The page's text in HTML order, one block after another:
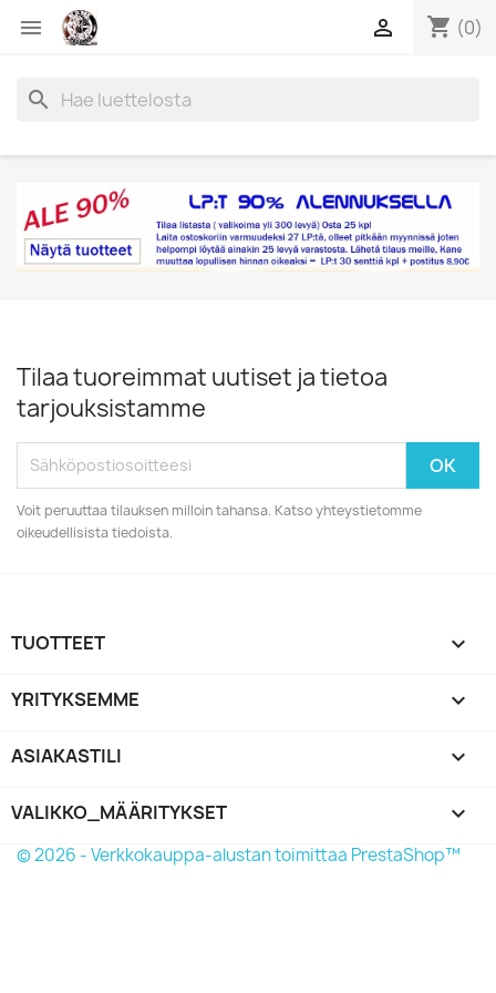
 shopping_cart (0)

search
Tilaa tuoreimmat uutiset ja tietoa
tarjouksistamme
Voit peruuttaa tilauksen milloin tahansa. Katso yhteystietomme
oikeudellisista tiedoista.
TUOTTEET 
YRITYKSEMME 
ASIAKASTILI 
VALIKKO_MÄÄRITYKSET keyboard_arrow_down
© 2026 - Verkkokauppa-alustan toimittaa PrestaShop™